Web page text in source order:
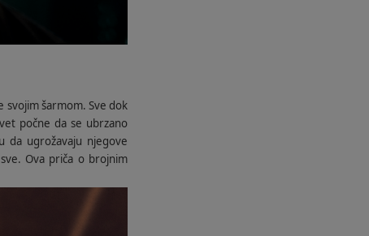
svojim šarmom. Sve dok
počne da se ubrzano
da ugrožavaju njegove
Ova priča o brojnim